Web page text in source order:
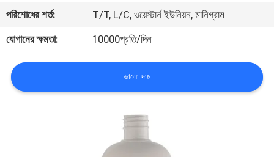
কেস
পরিশোধের শর্ত:
T/T, L/C, ওয়েস্টার্ন ইউনিয়ন, মানিগ্রাম
যোগানের ক্ষমতা:
10000প্রতি/দিন
ভালো দাম